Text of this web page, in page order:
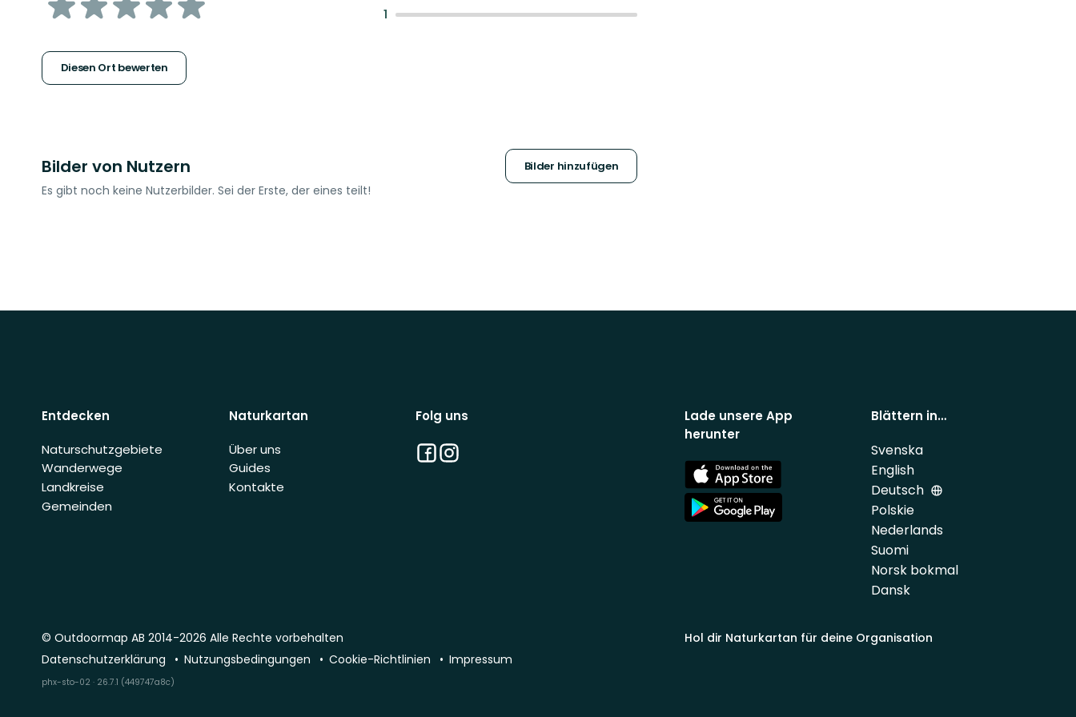
Sternen
Diesen Ort bewerten
1
Bilder von Nutzern Bilder hinzufügen
Es gibt noch keine Nutzerbilder. Sei der Erste, der eines teilt!
Entdecken
Naturschutzgebiete
Wanderwege
Landkreise
Gemeinden
Naturkartan
Über uns
Guides
Kontakte
Folg uns
Facebook
Instagram
Lade unsere App
herunter
App
Store
App
Store
Blättern in…
Svenska
English
Deutsch
Polskie
Nederlands
Suomi
Norsk bokmal
Dansk
Hol dir Naturkartan für deine Organisation
© Outdoormap AB 2014-2026 Alle Rechte vorbehalten
Datenschutzerklärung
Nutzungsbedingungen Cookie-Richtlinien Impressum
phx-sto-02 · 26.7.1 (449747a8c)